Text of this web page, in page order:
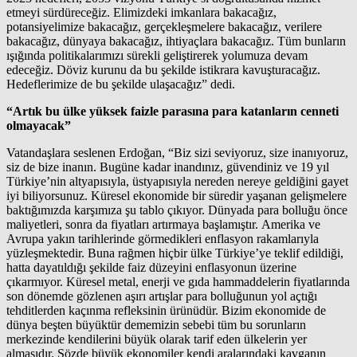
etmeyi sürdüreceğiz. Elimizdeki imkanlara bakacağız,
potansiyelimize bakacağız, gerçekleşmelere bakacağız, verilere
bakacağız, dünyaya bakacağız, ihtiyaçlara bakacağız. Tüm bunların
ışığında politikalarımızı sürekli geliştirerek yolumuza devam
edeceğiz. Döviz kurunu da bu şekilde istikrara kavuşturacağız.
Hedeflerimize de bu şekilde ulaşacağız” dedi.
“Artık bu ülke yüksek faizle parasına para katanların cenneti
olmayacak”
Vatandaşlara seslenen Erdoğan, “Biz sizi seviyoruz, size inanıyoruz,
siz de bize inanın. Bugüne kadar inandınız, güvendiniz ve 19 yıl
Türkiye’nin altyapısıyla, üstyapısıyla nereden nereye geldiğini gayet
iyi biliyorsunuz. Küresel ekonomide bir süredir yaşanan gelişmelere
baktığımızda karşımıza şu tablo çıkıyor. Dünyada para bolluğu önce
maliyetleri, sonra da fiyatları artırmaya başlamıştır. Amerika ve
Avrupa yakın tarihlerinde görmedikleri enflasyon rakamlarıyla
yüzleşmektedir. Buna rağmen hiçbir ülke Türkiye’ye teklif edildiği,
hatta dayatıldığı şekilde faiz düzeyini enflasyonun üzerine
çıkarmıyor. Küresel metal, enerji ve gıda hammaddelerin fiyatlarında
son dönemde gözlenen aşırı artışlar para bolluğunun yol açtığı
tehditlerden kaçınma refleksinin ürünüdür. Bizim ekonomide de
dünya beşten büyüktür dememizin sebebi tüm bu sorunların
merkezinde kendilerini büyük olarak tarif eden ülkelerin yer
almasıdır. Sözde büyük ekonomiler kendi aralarındaki kavganın